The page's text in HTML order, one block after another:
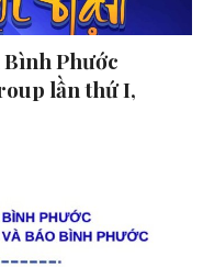
Bình Phước
lần thứ I,